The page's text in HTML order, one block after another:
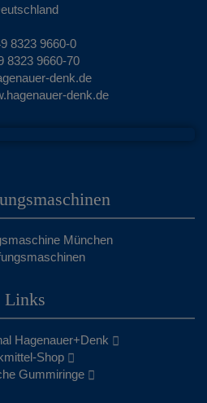
8323 9660-0
8323 9660-70
denk.de
denk.de
München
Links
Hagenauer+Denk
Shop
Gummiringe